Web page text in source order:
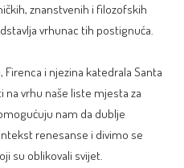
znanstvenih i filozofskih
vrhunac tih postignuća.
i njezina katedrala Santa
na vrhu naše liste mjesta za
nam da dublje
renesanse i divimo se
su oblikovali svijet.